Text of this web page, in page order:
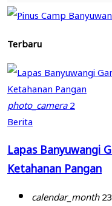
Terbaru
photo_camera2
Berita
Lapas Banyuwangi
Ketahanan Pangan
calendar_month